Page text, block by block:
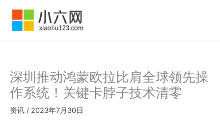
深圳推动鸿蒙欧拉比肩全球领先操
作系统！关键卡脖子技术清零
资讯 / 2023年7月30日